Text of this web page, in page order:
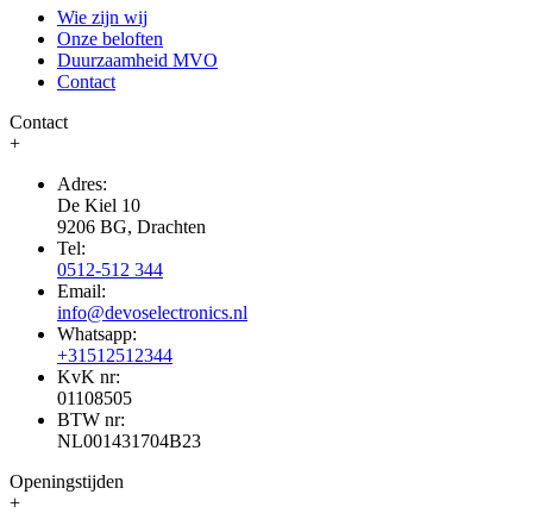
Wie zijn wij
Onze beloften
Duurzaamheid MVO
Contact
Contact
+
Adres:
De Kiel 10
9206 BG, Drachten
Tel:
0512-512 344
Email:
info@devoselectronics.nl
Whatsapp:
+31512512344
KvK nr:
01108505
BTW nr:
NL001431704B23
Openingstijden
+